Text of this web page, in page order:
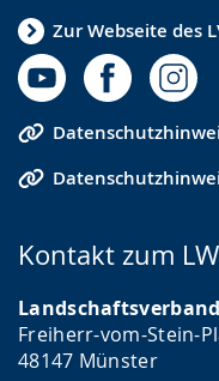
Zur Webseite des
Kontakt zum
Freiherr-vom-Stein-
48147 Münster